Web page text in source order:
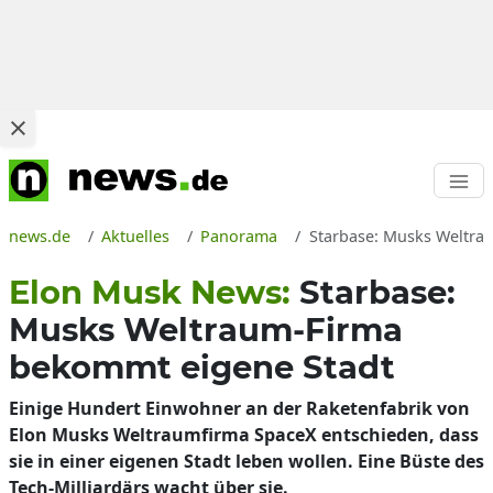
news.de Aktuelles Panorama Starbase: Musks
Elon Musk News: Starbase:
Musks Weltraum-Firma
bekommt eigene Stadt
Einige Hundert Einwohner an der Raketenfabrik von
Elon Musks Weltraumfirma SpaceX entschieden, dass
sie in einer eigenen Stadt leben wollen. Eine Büste des
Tech-Milliardärs wacht über sie.